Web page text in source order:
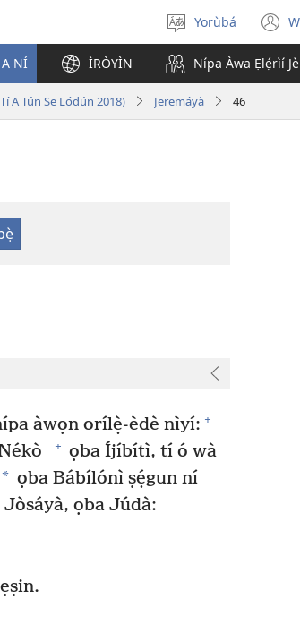
Yan
èdè
Yorùbá
A NÍ ÌRÒYÌN Nípa Àwa Ẹlẹ́rìí
A Tún Ṣe Lọ́dún 2018) Jeremáyà 46
àwọn orílẹ̀-èdè nìyí: +
+ ọba Íjíbítì, tí ó wà
* ọba Bábílónì ṣẹ́gun ní
ọba Júdà: